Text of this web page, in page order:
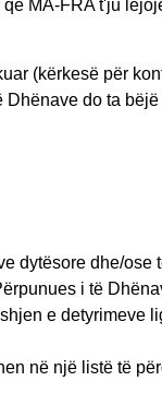
MA-FRA t'ju
(kërkesë për
do ta
dytësore dhe/ose
i të
e detyrimeve
në një listë të